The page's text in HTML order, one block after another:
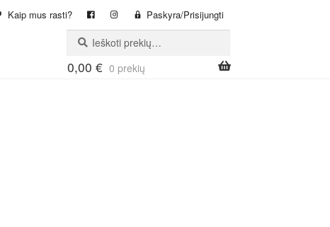
Paskyra/Prisijungti
Kaip mus rasti?
Ieškoti:
Ieškoti
0,00 € 0 prekių